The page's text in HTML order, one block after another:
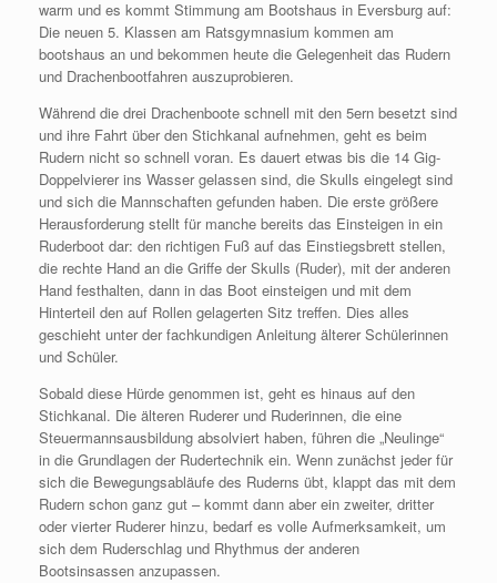
warm und es kommt Stimmung am Bootshaus in Eversburg auf:
Die neuen 5. Klassen am Ratsgymnasium kommen am
bootshaus an und bekommen heute die Gelegenheit das Rudern
und Drachenbootfahren auszuprobieren.
Während die drei Drachenboote schnell mit den 5ern besetzt sind
und ihre Fahrt über den Stichkanal aufnehmen, geht es beim
Rudern nicht so schnell voran. Es dauert etwas bis die 14 Gig-
Doppelvierer ins Wasser gelassen sind, die Skulls eingelegt sind
und sich die Mannschaften gefunden haben. Die erste größere
Herausforderung stellt für manche bereits das Einsteigen in ein
Ruderboot dar: den richtigen Fuß auf das Einstiegsbrett stellen,
die rechte Hand an die Griffe der Skulls (Ruder), mit der anderen
Hand festhalten, dann in das Boot einsteigen und mit dem
Hinterteil den auf Rollen gelagerten Sitz treffen. Dies alles
geschieht unter der fachkundigen Anleitung älterer Schülerinnen
und Schüler.
Sobald diese Hürde genommen ist, geht es hinaus auf den
Stichkanal. Die älteren Ruderer und Ruderinnen, die eine
Steuermannsausbildung absolviert haben, führen die „Neulinge“
in die Grundlagen der Rudertechnik ein. Wenn zunächst jeder für
sich die Bewegungsabläufe des Ruderns übt, klappt das mit dem
Rudern schon ganz gut – kommt dann aber ein zweiter, dritter
oder vierter Ruderer hinzu, bedarf es volle Aufmerksamkeit, um
sich dem Ruderschlag und Rhythmus der anderen
Bootsinsassen anzupassen.